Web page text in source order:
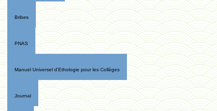
Bribes
PNAS
Manuel Universel d'Ethologie pour les Collèges
Journal